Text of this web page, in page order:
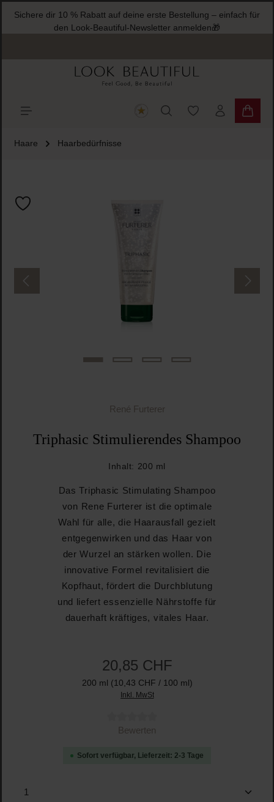
springen
Sichere dir 10 % Rabatt auf deine erste Bestellung – einfach für
den Look-Beautiful-Newsletter anmelden🎁
Du hast 0
Haare Haarbedürfnisse
René Furterer
Triphasic Stimulierendes Shampoo
Inhalt: 200 ml
Das Triphasic Stimulating Shampoo
von Rene Furterer ist die optimale
Wahl für alle, die Haarausfall gezielt
entgegenwirken und das Haar von
der Wurzel an stärken wollen. Die
innovative Formel revitalisiert die
Kopfhaut, fördert die Durchblutung
und liefert essenzielle Nährstoffe für
dauerhaft kräftiges, vitales Haar.
20,85 CHF
200 ml (10,43 CHF / 100 ml)
Inkl. MwSt
Durchschnittliche Bewertung von 0 von 5 Sternen
Bewerten
Sofort verfügbar, Lieferzeit: 2-3 Tage
Produkt Anzahl: Gib den gewünschten Wert ein